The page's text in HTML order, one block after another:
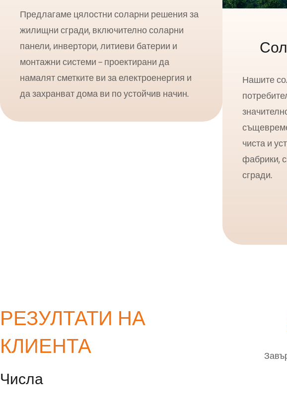
tym w rozrywce sportowej. Because zapotrzebowanie na czystais
rośnie, innowacje firm takich jak Bluesun pomagają fanom na całym
cieszyć się wydarzeniami takimi jak ten epicki mecz bokserski,
wspierając czystais energię.
Предлагаме цялостни соларни решения за
жилищни сгради, включително соларни
панели, инвертори, литиеви батерии и
монтажни системи - проектирани да
намалят сметките ви за електроенергия и
да захранват дома ви по устойчив начин.
Нашите
чиста и
фабрики,
сгради.
РЕЗУЛТАТИ НА
КЛИЕНТА
Числа